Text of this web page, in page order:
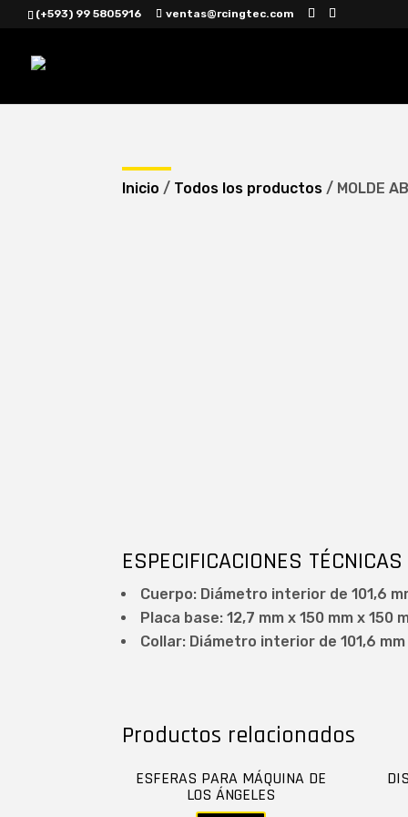
(+593) 99 5805916 ventas@rcingtec.com
Inicio / Todos los productos / MOLDE
ESPECIFICACIONES TÉCNICAS
Cuerpo: Diámetro interior de 101,6
Placa base: 12,7 mm x 150 mm x 150
Collar: Diámetro interior de 101,6
Productos relacionados
ESFERAS PARA MÁQUINA DE
LOS ÁNGELES